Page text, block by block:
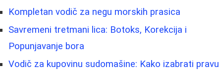
Kompletan vodič za negu morskih prasica
Savremeni tretmani lica: Botoks, Korekcija i
Popunjavanje bora
Vodič za kupovinu sudomašine: Kako izabrati pravu